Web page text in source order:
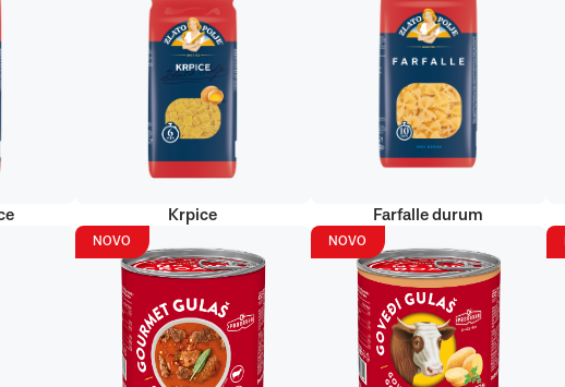
Krpice Farfalle durum
NOVO NOVO